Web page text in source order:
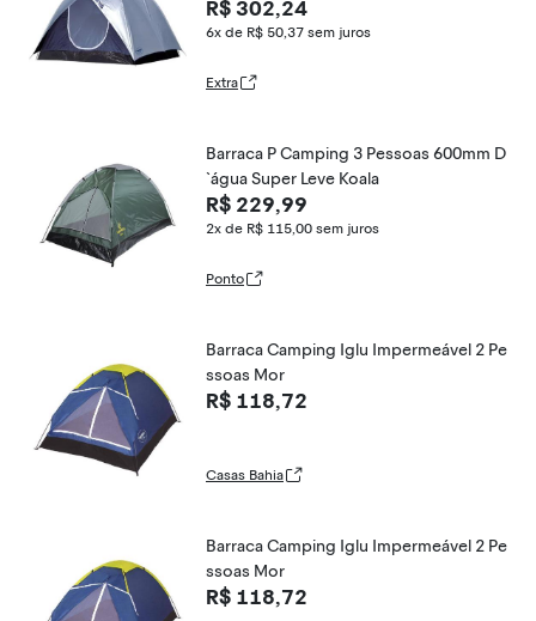
R$ 302,24
6x de R$ 50,37 sem juros
Extra
Barraca P Camping 3 Pessoas 600mm D
`água Super Leve Koala
R$ 229,99
2x de R$ 115,00 sem juros
Ponto
Barraca Camping Iglu Impermeável 2 Pe
ssoas Mor
R$ 118,72
Casas Bahia
Barraca Camping Iglu Impermeável 2 Pe
ssoas Mor
R$ 118,72